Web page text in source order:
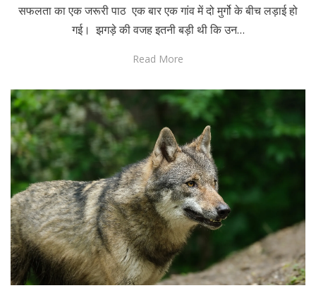
सफलता का एक जरूरी पाठ एक बार एक गांव में दो मुर्गो के बीच लड़ाई हो
गई। झगड़े की वजह इतनी बड़ी थी कि उन…
Read More